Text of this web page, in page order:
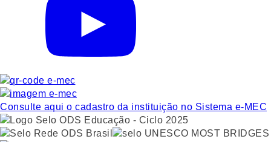
Consulte aqui o cadastro da instituição no Sistema e-MEC